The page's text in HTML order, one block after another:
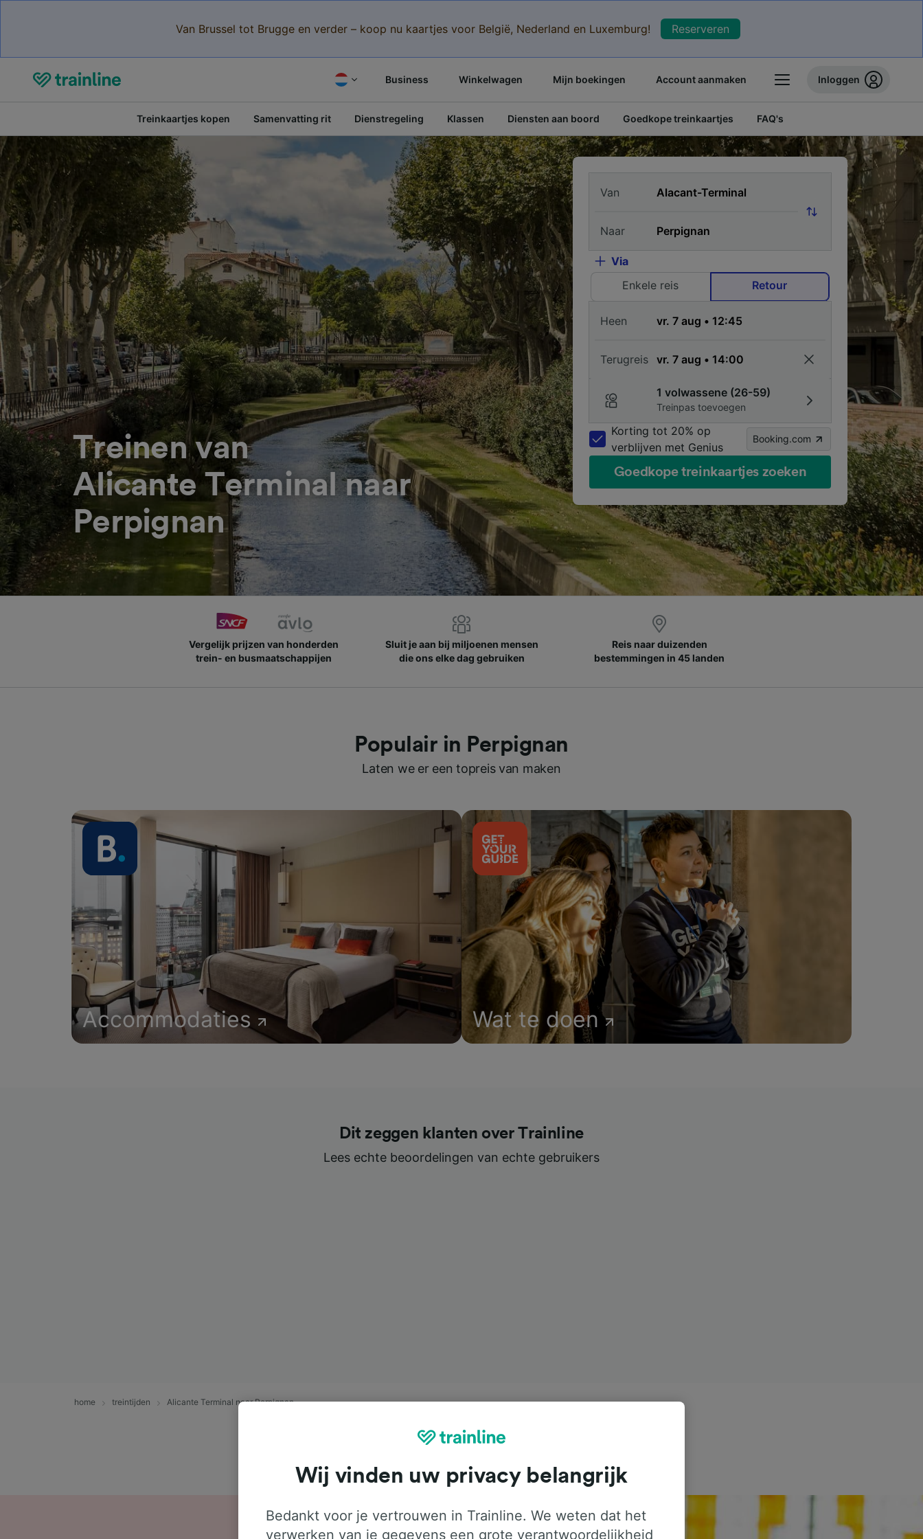
Van Brussel tot Brugge en verder – koop nu kaartjes voor België, Nederland en Luxemburg! Reserveren
Business Winkelwagen Mijn boekingen Account aanmaken Inloggen
Treinkaartjes kopen Samenvatting rit Dienstregeling Klassen Diensten aan boord Goedkope treinkaartjes FAQ's
Treinen van
Alicante Terminal naar
Perpignan
Van
Naar
Via
Enkele reis
Retour
Heen
Terugreis
1 volwassene (26-59)
Treinpas toevoegen
Korting tot 20% op
verblijven met Genius
Booking.com
Goedkope treinkaartjes zoeken
Vergelijk prijzen van honderden
trein- en busmaatschappijen
Sluit je aan bij miljoenen mensen
die ons elke dag gebruiken
Reis naar duizenden
bestemmingen in 45 landen
Populair in Perpignan
Laten we er een topreis van maken
Accommodaties Wat te doen
Dit zeggen klanten over Trainline
Lees echte beoordelingen van echte gebruikers
home treintijden Alicante Terminal naar Perpignan
Wij vinden uw privacy belangrijk
Bedankt voor je vertrouwen in Trainline. We weten dat het
verwerken van je gegevens een grote verantwoordelijkheid